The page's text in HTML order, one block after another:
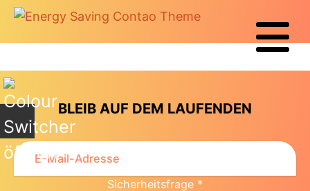
BLEIB AUF DEM LAUFENDEN
Sicherheitsfrage *